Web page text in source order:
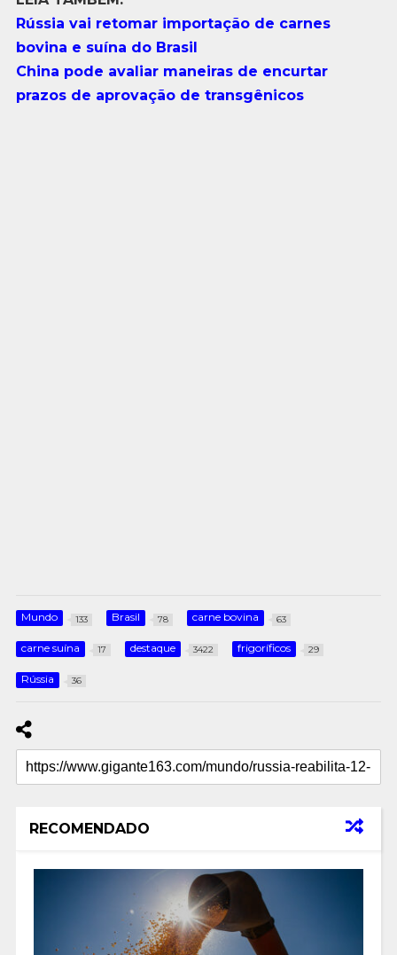
Rússia vai retomar importação de carnes
bovina e suína do Brasil
China pode avaliar maneiras de encurtar
prazos de aprovação de transgênicos
Mundo 133 Brasil 78 carne bovina 63
carne suína 17 destaque 3422 frigoríficos 29
Rússia 36
RECOMENDADO